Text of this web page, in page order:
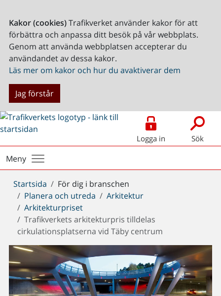
Kakor (cookies)Trafikverket använder kakor för att
förbättra och anpassa ditt besök på vår webbplats.
Genom att använda webbplatsen accepterar du
användandet av dessa kakor.
Läs mer om kakor och hur du avaktiverar dem
Jag förstår
Logga in Sök
Meny
Du
är
här:
Startsida
För dig i branschen
Planera och utreda
Arkitektur
Arkitekturpriset
Trafikverkets arkitekturpris tilldelas
cirkulationsplatserna vid Täby centrum